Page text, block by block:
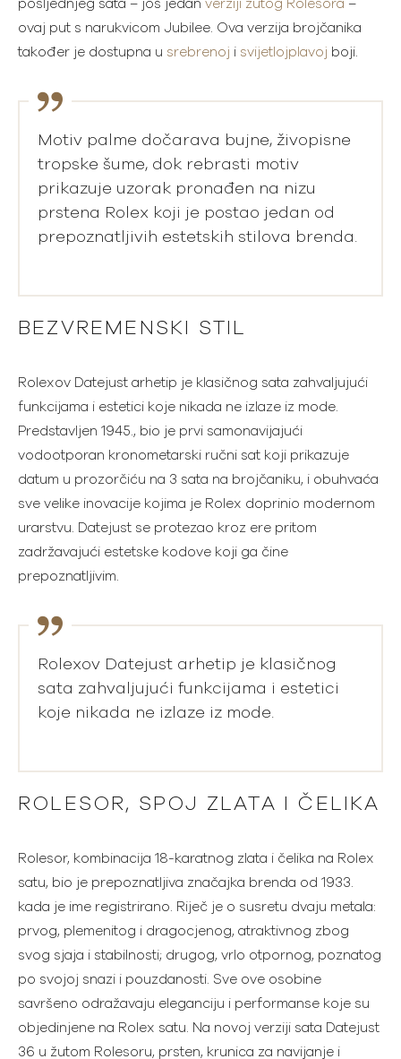
posljednjeg sata – još jedan verziji žutog Rolesora –
ovaj put s narukvicom Jubilee. Ova verzija brojčanika
također je dostupna u srebrenoj i svijetlojplavoj boji.
Motiv palme dočarava bujne, živopisne
tropske šume, dok rebrasti motiv
prikazuje uzorak pronađen na nizu
prstena Rolex koji je postao jedan od
prepoznatljivih estetskih stilova brenda.
BEZVREMENSKI STIL
Rolexov Datejust arhetip je klasičnog sata zahvaljujući
funkcijama i estetici koje nikada ne izlaze iz mode.
Predstavljen 1945., bio je prvi samonavijajući
vodootporan kronometarski ručni sat koji prikazuje
datum u prozorčiću na 3 sata na brojčaniku, i obuhvaća
sve velike inovacije kojima je Rolex doprinio modernom
urarstvu. Datejust se protezao kroz ere pritom
zadržavajući estetske kodove koji ga čine
prepoznatljivim.
Rolexov Datejust arhetip je klasičnog
sata zahvaljujući funkcijama i estetici
koje nikada ne izlaze iz mode.
ROLESOR, SPOJ ZLATA I ČELIKA
Rolesor, kombinacija 18-karatnog zlata i čelika na Rolex
satu, bio je prepoznatljiva značajka brenda od 1933.
kada je ime registrirano. Riječ je o susretu dvaju metala:
prvog, plemenitog i dragocjenog, atraktivnog zbog
svog sjaja i stabilnosti; drugog, vrlo otpornog, poznatog
po svojoj snazi i pouzdanosti. Sve ove osobine
savršeno odražavaju eleganciju i performanse koje su
objedinjene na Rolex satu. Na novoj verziji sata Datejust
36 u žutom Rolesoru, prsten, krunica za navijanje i